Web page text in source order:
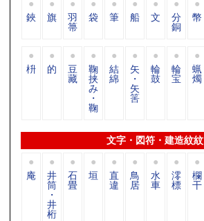
鋏 旗 羽
箒
袋 筆 船 文 分
銅
幣
枡 的 豆
藏
鞠
挟
み
・
鞠
結
綿
矢
・
矢
筈
輪
鼓
輪
宝
蝋
燭
文字・図符・建造紋紋
庵 井
筒
・
井
桁
石
畳
垣 直
違
鳥
居
水
車
澪
標
欄
干